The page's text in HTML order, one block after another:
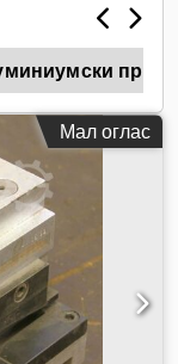
Мал оглас